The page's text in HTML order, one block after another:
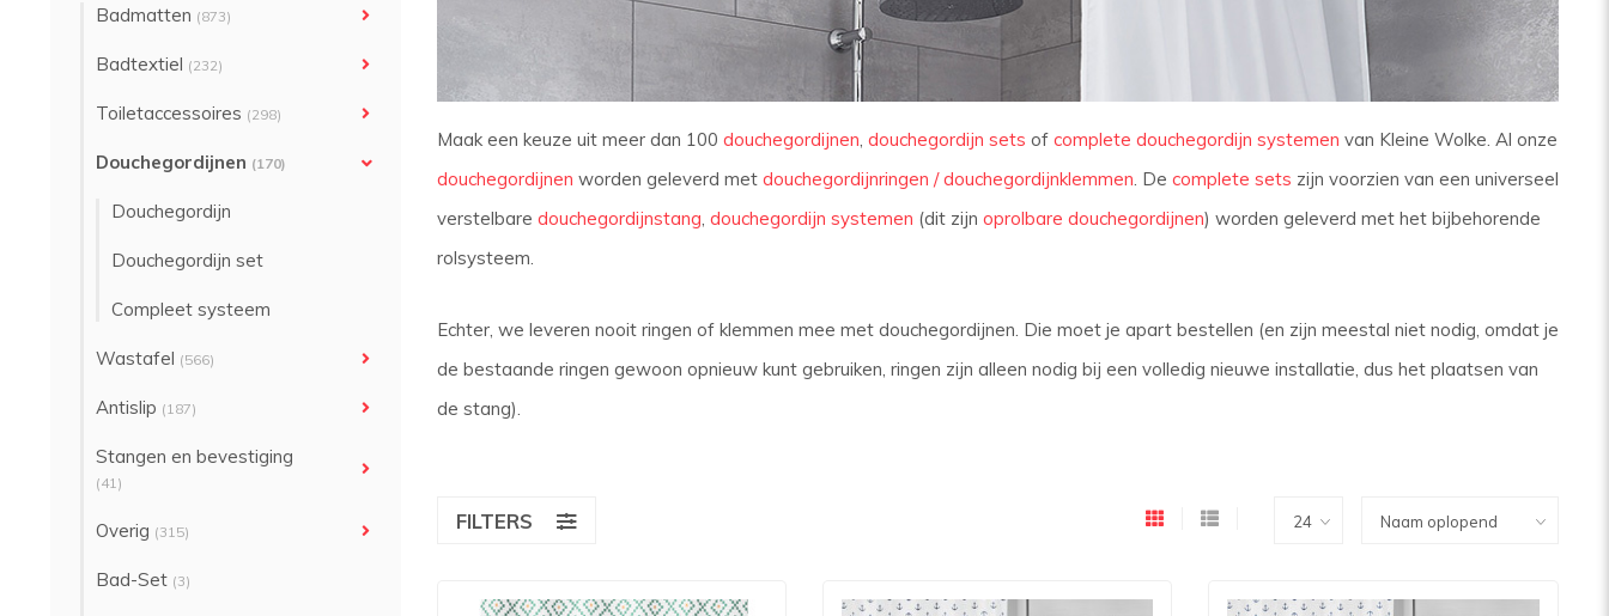
Badmatten (873)
Badtextiel (232)
Toiletaccessoires (298)
Douchegordijnen (170)
Douchegordijn
Douchegordijn set
Compleet systeem
Wastafel (566)
Antislip (187)
Stangen en bevestiging
(41)
Overig (315)
Bad-Set (3)
Maak een keuze uit meer dan 100 douchegordijnen, douchegordijn sets of complete douchegordijn systemen van Kleine Wolke. Al onze
douchegordijnen worden geleverd met douchegordijnringen / douchegordijnklemmen. De complete sets zijn voorzien van een universeel
verstelbare douchegordijnstang, douchegordijn systemen (dit zijn oprolbare douchegordijnen) worden geleverd met het bijbehorende
rolsysteem.
Echter, we leveren nooit ringen of klemmen mee met douchegordijnen. Die moet je apart bestellen (en zijn meestal niet nodig, omdat je
de bestaande ringen gewoon opnieuw kunt gebruiken, ringen zijn alleen nodig bij een volledig nieuwe installatie, dus het plaatsen van
de stang).
FILTERS